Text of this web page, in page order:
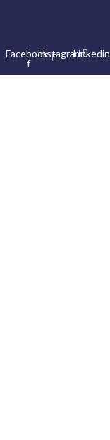
Facebook-
f
InstagramLinkedin